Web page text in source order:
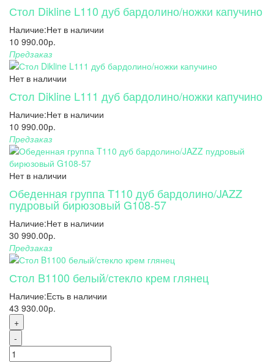
Стол Dikline L110 дуб бардолино/ножки капучино
Наличие:Нет в наличии
10 990.00р.
Предзаказ
Нет в наличии
Стол Dikline L111 дуб бардолино/ножки капучино
Наличие:Нет в наличии
10 990.00р.
Предзаказ
Нет в наличии
Обеденная группа T110 дуб бардолино/JAZZ
пудровый бирюзовый G108-57
Наличие:Нет в наличии
30 990.00р.
Предзаказ
Стол B1100 белый/стекло крем глянец
Наличие:Есть в наличии
43 930.00р.
+
-